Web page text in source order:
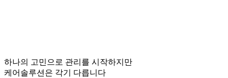
하나의 고민으로 관리를 시작하지만
케어솔루션은 각기 다릅니다